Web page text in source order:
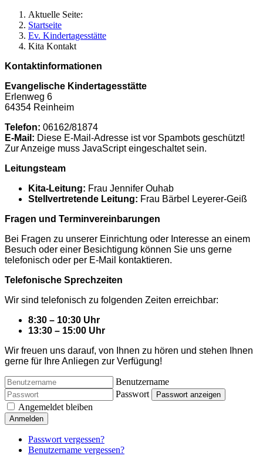
Aktuelle Seite:
Startseite
Ev. Kindertagesstätte
Kita Kontakt
Kontaktinformationen
Evangelische Kindertagesstätte
Erlenweg 6
64354 Reinheim
Telefon: 06162/81874
E-Mail: Diese E-Mail-Adresse ist vor Spambots geschützt!
Zur Anzeige muss JavaScript eingeschaltet sein.
Leitungsteam
Kita-Leitung: Frau Jennifer Ouhab
Stellvertretende Leitung: Frau Bärbel Leyerer-Geiß
Fragen und Terminvereinbarungen
Bei Fragen zu unserer Einrichtung oder Interesse an einem
Besuch oder einer Besichtigung können Sie uns gerne
telefonisch oder per E-Mail kontaktieren.
Telefonische Sprechzeiten
Wir sind telefonisch zu folgenden Zeiten erreichbar:
8:30 – 10:30 Uhr
13:30 – 15:00 Uhr
Wir freuen uns darauf, von Ihnen zu hören und stehen Ihnen
gerne für Ihre Anliegen zur Verfügung!
Benutzername
Passwort
Passwort anzeigen
Angemeldet bleiben
Anmelden
Passwort vergessen?
Benutzername vergessen?